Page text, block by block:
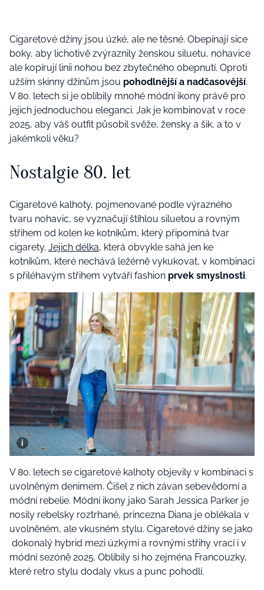
Cigaretové džíny jsou úzké, ale ne těsné. Obepínají sice
boky, aby lichotivě zvýraznily ženskou siluetu, nohavice
ale kopírují linii nohou bez zbytečného obepnutí. Oproti
užším skinny džínům jsou pohodlnější a nadčasovější.
V 80. letech si je oblíbily mnohé módní ikony právě pro
jejich jednoduchou eleganci. Jak je kombinovat v roce
2025, aby váš outfit působil svěže, žensky a šik, a to v
jakémkoli věku?
Nostalgie 80. let
Cigaretové kalhoty, pojmenované podle výrazného
tvaru nohavic, se vyznačují štíhlou siluetou a rovným
střihem od kolen ke kotníkům, který připomíná tvar
cigarety. Jejich délka, která obvykle sahá jen ke
kotníkům, které nechává ležérně vykukovat, v kombinaci
s přiléhavým střihem vytváří fashion prvek smyslnosti.
V 80. letech se cigaretové kalhoty objevily v kombinaci s
uvolněným denimem. Čišel z nich závan sebevědomí a
módní rebelie. Módní ikony jako Sarah Jessica Parker je
nosily rebelsky roztrhané, princezna Diana je oblékala v
uvolněném, ale vkusném stylu. Cigaretové džíny se jako
dokonalý hybrid mezi úzkými a rovnými střihy vrací i v
módní sezóně 2025. Oblíbily si ho zejména Francouzky,
které retro stylu dodaly vkus a punc pohodlí.